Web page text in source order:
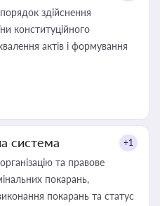
здійснення
конституційного
актів і формування
система +1
та правове
покарань,
покарань та статус